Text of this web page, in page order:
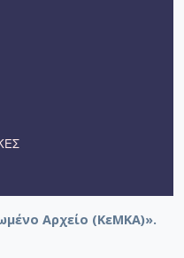
Αρχείο (ΚεΜΚΑ)».